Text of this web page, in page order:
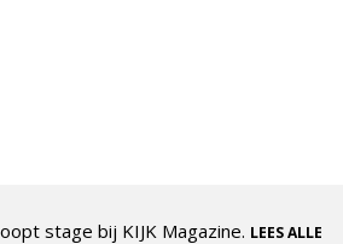
stage bij KIJK Magazine. LEES ALLE